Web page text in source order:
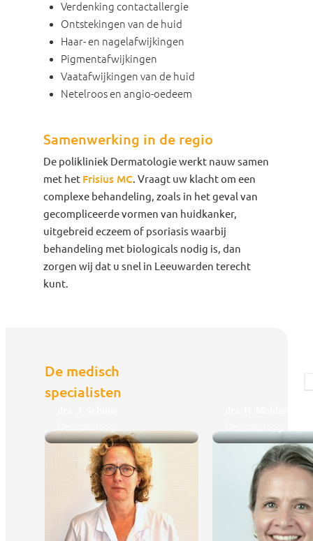
Verdenking contactallergie
Ontstekingen van de huid
Haar- en nagelafwijkingen
Pigmentafwijkingen
Vaatafwijkingen van de huid
Netelroos en angio-oedeem
Samenwerking in de regio
De polikliniek Dermatologie werkt nauw samen
met het Frisius MC. Vraagt uw klacht om een
complexe behandeling, zoals in het geval van
gecompliceerde vormen van huidkanker,
uitgebreid eczeem of psoriasis waarbij
behandeling met biologicals nodig is, dan
zorgen wij dat u snel in Leeuwarden terecht
kunt.
De medisch
specialisten